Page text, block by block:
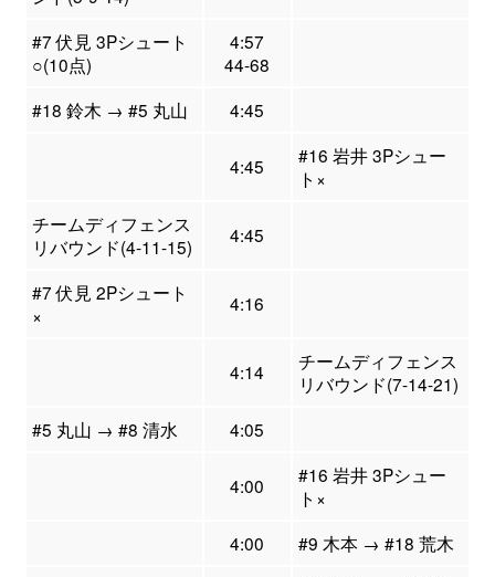
#7 伏見 3Pシュート
○(10点)
4:57
44-68
#18 鈴木 → #5 丸山
4:45
4:45
#16 岩井 3Pシュー
ト×
チームディフェンス
リバウンド(4-11-15)
4:45
#7 伏見 2Pシュート
×
4:16
4:14
チームディフェンス
リバウンド(7-14-21)
#5 丸山 → #8 清水
4:05
4:00
#16 岩井 3Pシュー
ト×
4:00
#9 木本 → #18 荒木